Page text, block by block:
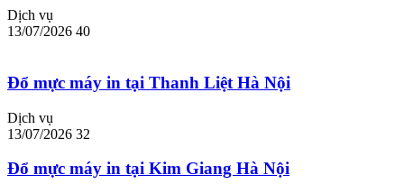
Dịch vụ
13/07/2026 40
Đổ mực máy in tại Thanh Liệt Hà Nội
Dịch vụ
13/07/2026 32
Đổ mực máy in tại Kim Giang Hà Nội